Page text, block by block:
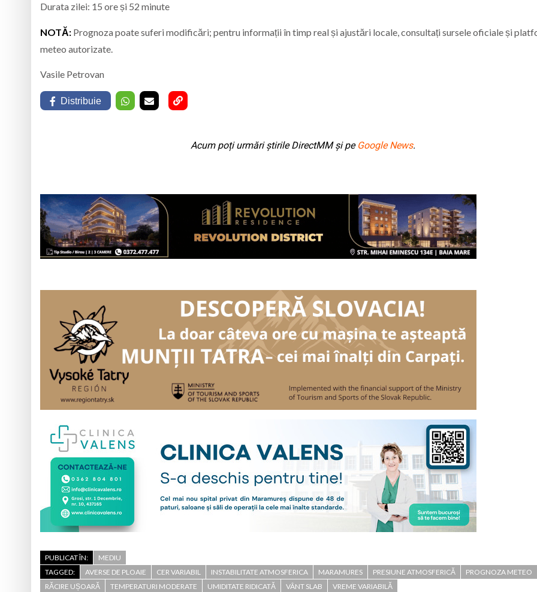
Durata zilei: 15 ore și 52 minute
NOTĂ: Prognoza poate suferi modificări; pentru informații în timp real și ajustări locale, consultați sursele oficiale și
meteo autorizate.
Vasile Petrovan
Distribuie
Acum poți urmări știrile DirectMM și pe Google News.
PUBLICAT ÎN:
MEDIU
TAGGED:
AVERSE DE PLOAIE CER VARIABIL INSTABILITATE ATMOSFERICA MARAMURES PRESIUNE ATMOSFERICĂ
PROGNOZA METEO
RĂCIRE UȘOARĂ
TEMPERATURI MODERATE UMIDITATE RIDICATĂ VÂNT SLAB VREME VARIABILĂ